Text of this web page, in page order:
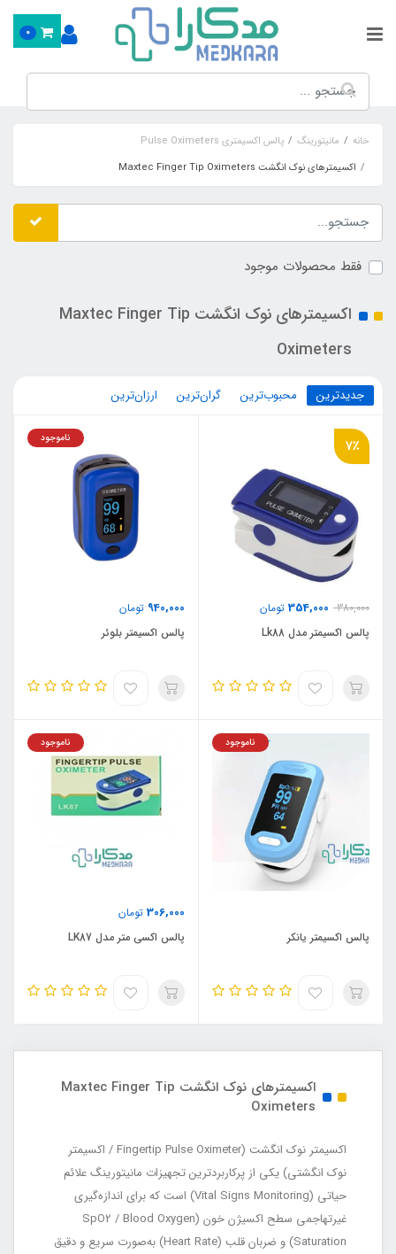
0
خانه مانیتورینگ
پالس اکسیمتری Pulse Oximeters
اکسیمترهای نوک انگشت Maxtec Finger Tip Oximeters
فقط محصولات موجود
اکسیمترهای نوک انگشت Maxtec Finger Tip
Oximeters
جدیدترین محبوب‌ترین گران‌ترین ارزان‌ترین
7٪
380,000
354,000 تومان
پالس اکسیمتر مدل Lk88
940,000 تومان
ناموجود
پالس اکسیمتر بلوئر
ناموجود
پالس اکسیمتر یانکر
306,000 تومان
ناموجود
پالس اکسی متر مدل LK87
اکسیمترهای نوک انگشت Maxtec Finger Tip
Oximeters
اکسیمتر نوک انگشت (Fingertip Pulse Oximeter / اکسیمتر
نوک انگشتی) یکی از پرکاربردترین تجهیزات مانیتورینگ علائم
حیاتی (Vital Signs Monitoring) است که برای اندازه‌گیری
غیرتهاجمی سطح اکسیژن خون (SpO2 / Blood Oxygen
Saturation) و ضربان قلب (Heart Rate) به‌صورت سریع و دقیق